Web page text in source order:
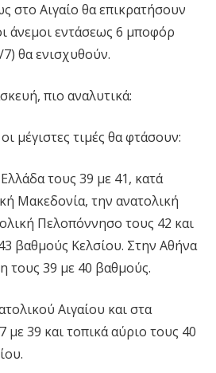
στο Αιγαίο θα επικρατήσουν
άνεμοι εντάσεως 6 μποφόρ
θα ενισχυθούν.
πιο αναλυτικά:
μέγιστες τιμές θα φτάσουν:
τους 39 με 41, κατά
Μακεδονία, την ανατολική
Πελοπόννησο τους 42 και
βαθμούς Κελσίου. Στην Αθήνα
τους 39 με 40 βαθμούς.
Αιγαίου και στα
39 και τοπικά αύριο τους 40